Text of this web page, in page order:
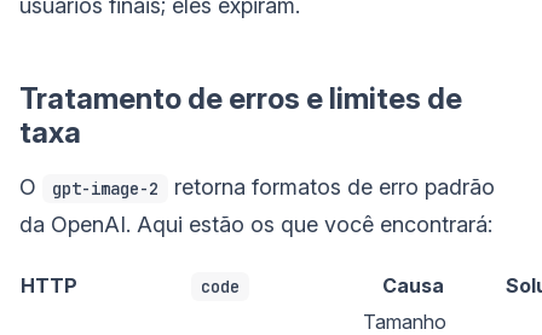
Tratamento de erros e limites de
taxa
O gpt-image-2
retorna formatos de erro padrão
da OpenAI. Aqui estão os que você encontrará:
HTTP code Causa
Tamanho